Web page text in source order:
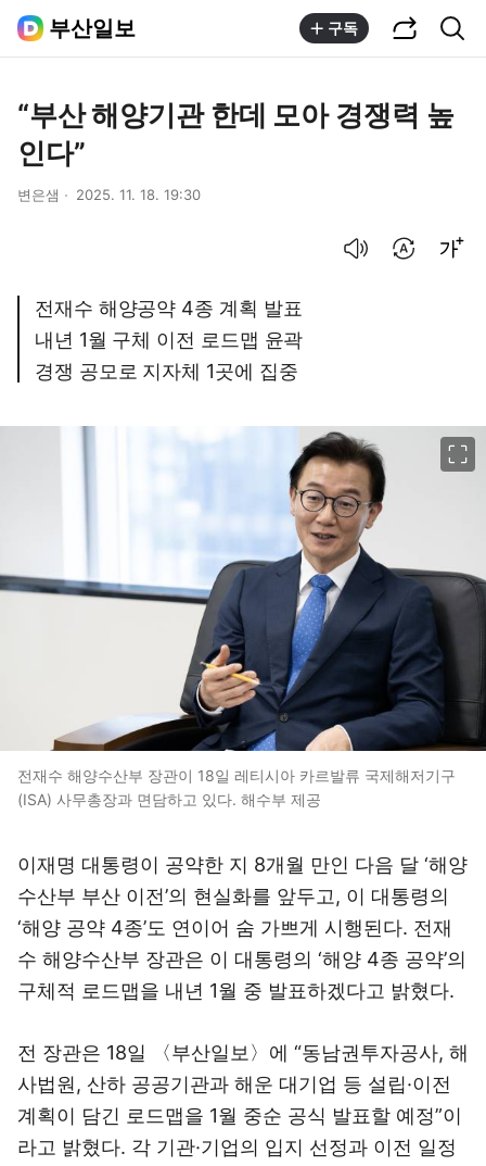
부산일보 구독
“부산 해양기관 한데 모아 경쟁력 높
인다”
변은샘 2025. 11. 18. 19:30
전재수 해양공약 4종 계획 발표
내년 1월 구체 이전 로드맵 윤곽
경쟁 공모로 지자체 1곳에 집중
전재수 해양수산부 장관이 18일 레티시아 카르발류 국제해저기구
(ISA) 사무총장과 면담하고 있다. 해수부 제공
이재명 대통령이 공약한 지 8개월 만인 다음 달 ‘해양
수산부 부산 이전’의 현실화를 앞두고, 이 대통령의
‘해양 공약 4종’도 연이어 숨 가쁘게 시행된다. 전재
수 해양수산부 장관은 이 대통령의 ‘해양 4종 공약’의
구체적 로드맵을 내년 1월 중 발표하겠다고 밝혔다.
전 장관은 18일 〈부산일보〉에 “동남권투자공사, 해
사법원, 산하 공공기관과 해운 대기업 등 설립·이전
계획이 담긴 로드맵을 1월 중순 공식 발표할 예정”이
라고 밝혔다. 각 기관·기업의 입지 선정과 이전 일정